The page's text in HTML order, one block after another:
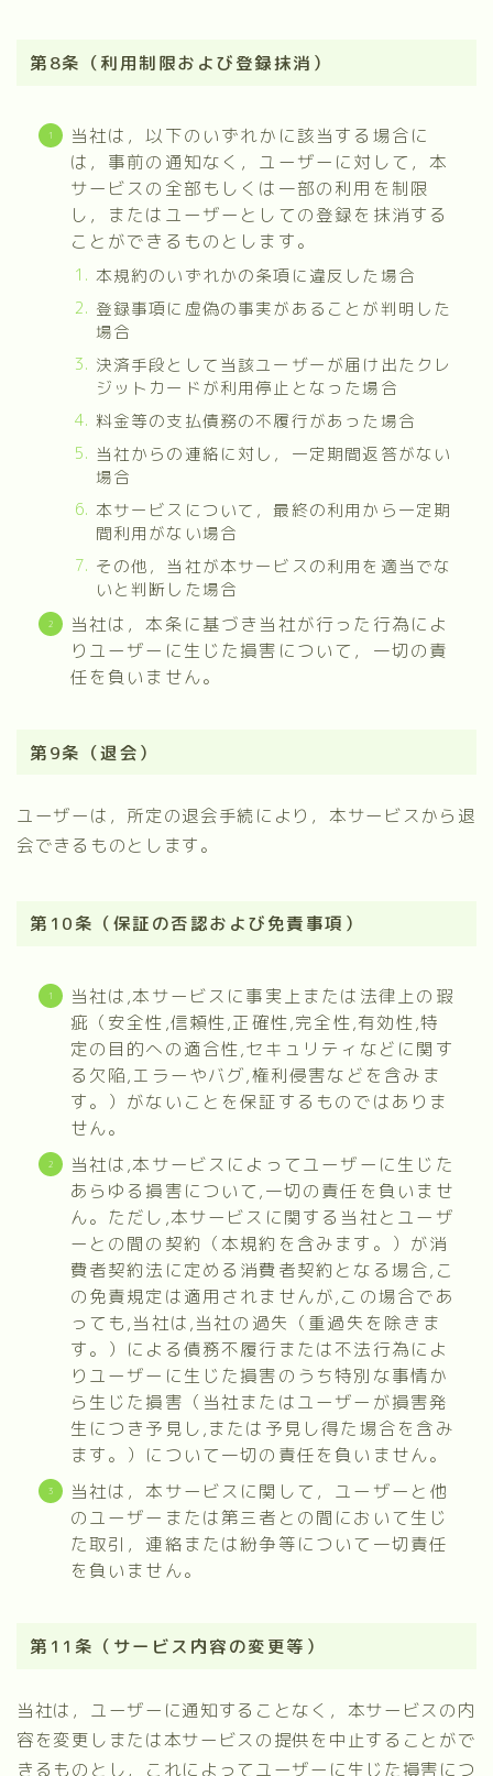
第8条（利用制限および登録抹消）
当社は，以下のいずれかに該当する場合に
は，事前の通知なく，ユーザーに対して，本
サービスの全部もしくは一部の利用を制限
し，またはユーザーとしての登録を抹消する
ことができるものとします。
本規約のいずれかの条項に違反した場合
登録事項に虚偽の事実があることが判明した
場合
決済手段として当該ユーザーが届け出たクレ
ジットカードが利用停止となった場合
料金等の支払債務の不履行があった場合
当社からの連絡に対し，一定期間返答がない
場合
本サービスについて，最終の利用から一定期
間利用がない場合
その他，当社が本サービスの利用を適当でな
いと判断した場合
当社は，本条に基づき当社が行った行為によ
りユーザーに生じた損害について，一切の責
任を負いません。
第9条（退会）
ユーザーは，所定の退会手続により，本サービスから退
会できるものとします。
第10条（保証の否認および免責事項）
当社は,本サービスに事実上または法律上の瑕
疵（安全性,信頼性,正確性,完全性,有効性,特
定の目的への適合性,セキュリティなどに関す
る欠陥,エラーやバグ,権利侵害などを含みま
す。）がないことを保証するものではありま
せん。
当社は,本サービスによってユーザーに生じた
あらゆる損害について,一切の責任を負いませ
ん。ただし,本サービスに関する当社とユーザ
ーとの間の契約（本規約を含みます。）が消
費者契約法に定める消費者契約となる場合,こ
の免責規定は適用されませんが,この場合であ
っても,当社は,当社の過失（重過失を除きま
す。）による債務不履行または不法行為によ
りユーザーに生じた損害のうち特別な事情か
ら生じた損害（当社またはユーザーが損害発
生につき予見し,または予見し得た場合を含み
ます。）について一切の責任を負いません。
当社は，本サービスに関して，ユーザーと他
のユーザーまたは第三者との間において生じ
た取引，連絡または紛争等について一切責任
を負いません。
第11条（サービス内容の変更等）
当社は，ユーザーに通知することなく，本サービスの内
容を変更しまたは本サービスの提供を中止することがで
きるものとし，これによってユーザーに生じた損害につ